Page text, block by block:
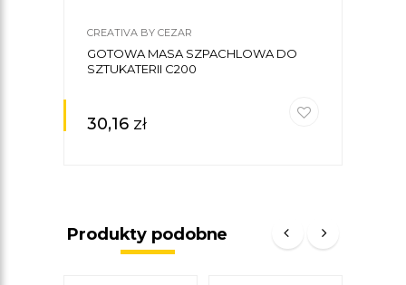
CREATIVA BY CEZAR
GOTOWA MASA SZPACHLOWA DO
SZTUKATERII C200
30,16 zł
Produkty podobne